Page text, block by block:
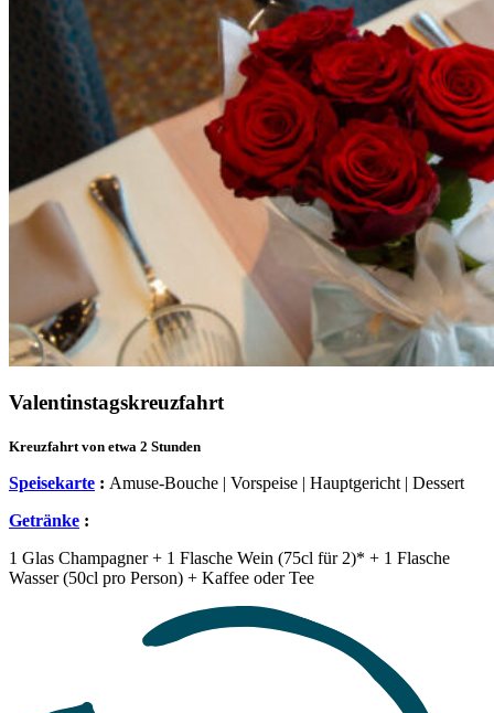
Valentinstagskreuzfahrt
Kreuzfahrt von etwa 2 Stunden
Speisekarte : Amuse-Bouche | Vorspeise | Hauptgericht | Dessert
Getränke :
1 Glas Champagner + 1 Flasche Wein (75cl für 2)* + 1 Flasche
Wasser (50cl pro Person) + Kaffee oder Tee